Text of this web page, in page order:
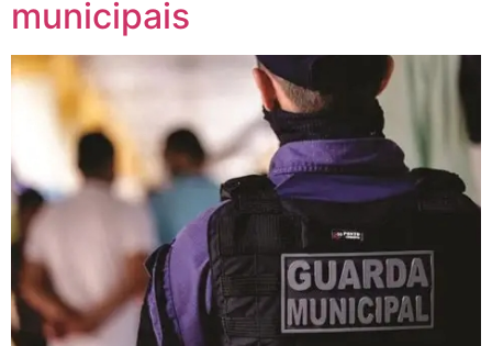
municipais